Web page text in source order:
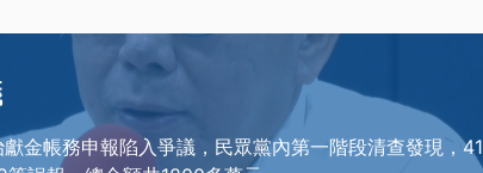
金帳務申報陷入爭議，民眾黨內第一階段清查發現，41